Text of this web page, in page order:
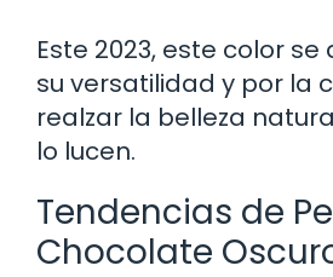
Este 2023, este color
su versatilidad y por la
realzar la belleza
lo lucen.
Tendencias de
Chocolate